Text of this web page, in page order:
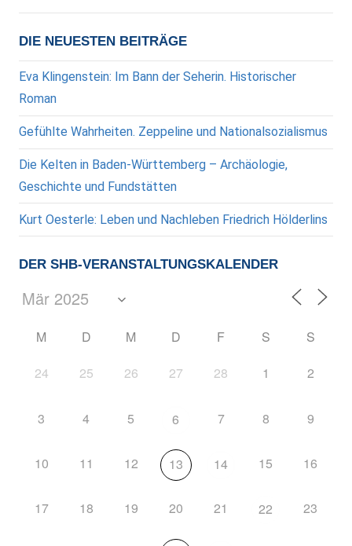
DIE NEUESTEN BEITRÄGE
Eva Klingenstein: Im Bann der Seherin. Historischer
Roman
Gefühlte Wahrheiten. Zeppeline und Nationalsozialismus
Die Kelten in Baden-Württemberg – Archäologie,
Geschichte und Fundstätten
Kurt Oesterle: Leben und Nachleben Friedrich Hölderlins
DER SHB-VERANSTALTUNGSKALENDER
M D M D F S S
24 25 26 27 28 1 2
3 4 5 6 7 8 9
10 11 12 13 14 15 16
17 18 19 20 21 22 23